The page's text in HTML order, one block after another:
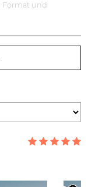
Format und